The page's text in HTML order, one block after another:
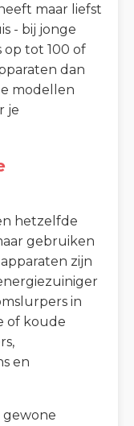
maar liefst
- bij jonge
tot 100 of
dan
modellen
je
hetzelfde
gebruiken
zijn
in
of koude
en
gewone